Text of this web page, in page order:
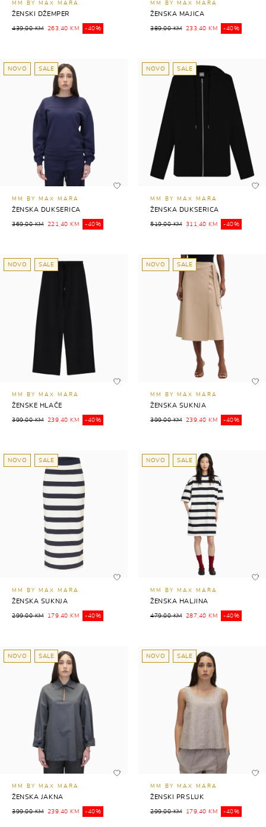
MM BY MAX MARA
ŽENSKI DŽEMPER
439,00 KM 263,40 KM -40%
MM BY MAX MARA
ŽENSKA MAJICA
389,00 KM 233,40 KM -40%
NOVO SALE
MM BY MAX MARA
ŽENSKA DUKSERICA
369,00 KM 221,40 KM -40%
NOVO SALE
MM BY MAX MARA
ŽENSKA DUKSERICA
519,00 KM 311,40 KM -40%
NOVO SALE
MM BY MAX MARA
ŽENSKE HLAČE
399,00 KM 239,40 KM -40%
NOVO SALE
MM BY MAX MARA
ŽENSKA SUKNJA
399,00 KM 239,40 KM -40%
NOVO SALE
MM BY MAX MARA
ŽENSKA SUKNJA
299,00 KM 179,40 KM -40%
NOVO SALE
MM BY MAX MARA
ŽENSKA HALJINA
479,00 KM 287,40 KM -40%
NOVO SALE
MM BY MAX MARA
ŽENSKA JAKNA
399,00 KM 239,40 KM -40%
NOVO SALE
MM BY MAX MARA
ŽENSKI PRSLUK
299,00 KM 179,40 KM -40%